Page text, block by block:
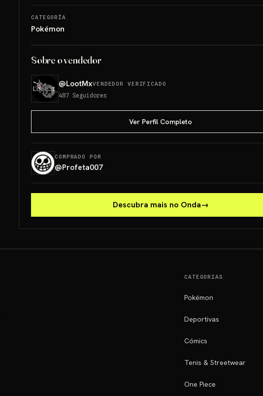
CATEGORÍA
Pokémon
Sobre o vendedor
@LootMxVENDEDOR VERIFICADO
487 Seguidores
Ver Perfil Completo
COMPRADO POR
@Profeta007
Descubra mais no Onda→
CATEGORIAS
Pokémon
Deportivas
Cómics
Tenis & Streetwear
One Piece